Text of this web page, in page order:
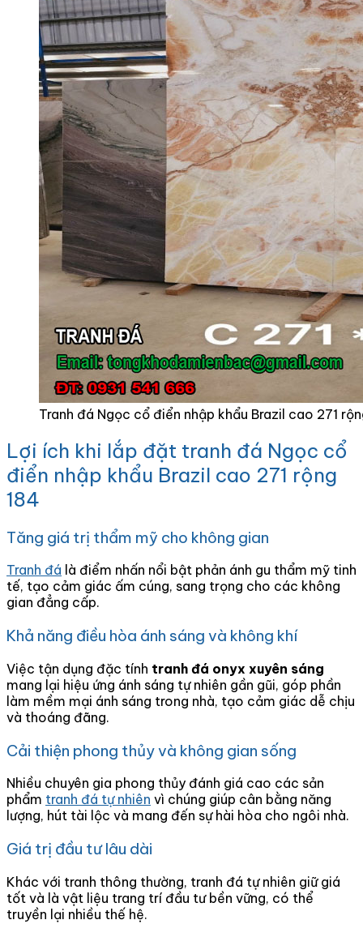
Tranh đá Ngọc cổ điển nhập khẩu Brazil cao 271
Lợi ích khi lắp đặt tranh đá Ngọc cổ
điển nhập khẩu Brazil cao 271 rộng
184
Tăng giá trị thẩm mỹ cho không gian
Tranh đá là điểm nhấn nổi bật phản ánh gu thẩm mỹ tinh
tế, tạo cảm giác ấm cúng, sang trọng cho các không
gian đẳng cấp.
Khả năng điều hòa ánh sáng và không khí
Việc tận dụng đặc tính tranh đá onyx xuyên sáng
mang lại hiệu ứng ánh sáng tự nhiên gần gũi, góp phần
làm mềm mại ánh sáng trong nhà, tạo cảm giác dễ chịu
và thoáng đãng.
Cải thiện phong thủy và không gian sống
Nhiều chuyên gia phong thủy đánh giá cao các sản
phẩm tranh đá tự nhiên vì chúng giúp cân bằng năng
lượng, hút tài lộc và mang đến sự hài hòa cho ngôi nhà.
Giá trị đầu tư lâu dài
Khác với tranh thông thường, tranh đá tự nhiên giữ giá
tốt và là vật liệu trang trí đầu tư bền vững, có thể
truyền lại nhiều thế hệ.